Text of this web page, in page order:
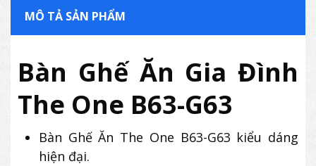
MÔ TẢ SẢN PHẨM
Bàn Ghế Ăn Gia Đình
The One B63-G63
Bàn Ghế Ăn The One B63-G63 kiểu dáng
hiện đại.